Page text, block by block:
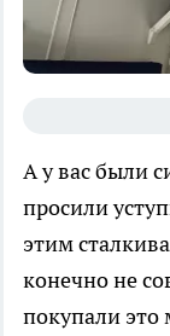
А у вас были
просили
этим
конечно не
покупали это